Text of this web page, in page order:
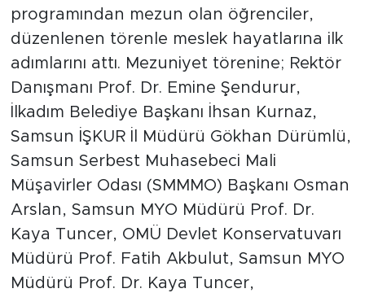
programından mezun olan öğrenciler,
düzenlenen törenle meslek hayatlarına ilk
adımlarını attı. Mezuniyet törenine; Rektör
Danışmanı Prof. Dr. Emine Şendurur,
İlkadım Belediye Başkanı İhsan Kurnaz,
Samsun İŞKUR İl Müdürü Gökhan Dürümlü,
Samsun Serbest Muhasebeci Mali
Müşavirler Odası (SMMMO) Başkanı Osman
Arslan, Samsun MYO Müdürü Prof. Dr.
Kaya Tuncer, OMÜ Devlet Konservatuvarı
Müdürü Prof. Fatih Akbulut, Samsun MYO
Müdürü Prof. Dr. Kaya Tuncer,